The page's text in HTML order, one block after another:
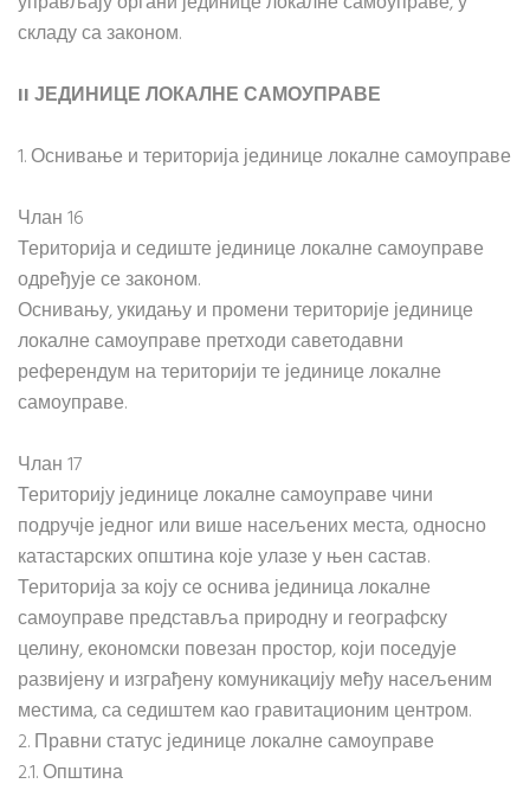
складу са законом.
II ЈЕДИНИЦЕ ЛОКАЛНЕ САМОУПРАВЕ
1. Оснивање и територија јединице локалне самоуправе
Члан 16
Територија и седиште јединице локалне самоуправе
одређује се законом.
Оснивању, укидању и промени територије јединице
локалне самоуправе претходи саветодавни
референдум на територији те јединице локалне
самоуправе.
Члан 17
Територију јединице локалне самоуправе чини
подручје једног или више насељених места, односно
катастарских општина које улазе у њен састав.
Територија за коју се оснива јединица локалне
самоуправе представља природну и географску
целину, економски повезан простор, који поседује
развијену и изграђену комуникацију међу насељеним
местима, са седиштем као гравитационим центром.
2. Правни статус јединице локалне самоуправе
2.1. Општина